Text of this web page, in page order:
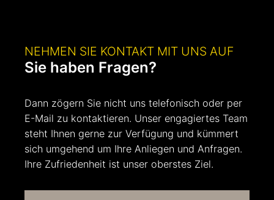
Sie haben Fragen?
NEHMEN SIE KONTAKT MIT UNS AUF
Dann zögern Sie nicht uns telefonisch oder per
E-Mail zu kontaktieren. Unser engagiertes Team
steht Ihnen gerne zur Verfügung und kümmert
sich umgehend um Ihre Anliegen und Anfragen.
Ihre Zufriedenheit ist unser oberstes Ziel.